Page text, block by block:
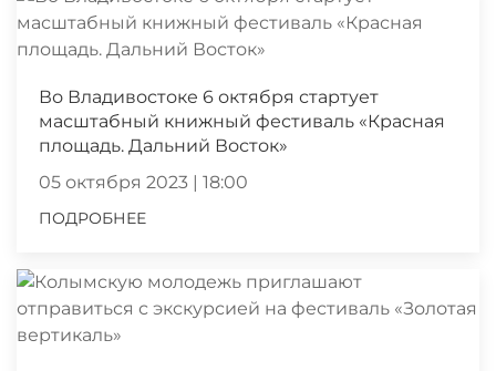
Во Владивостоке 6 октября стартует
масштабный книжный фестиваль «Красная
площадь. Дальний Восток»
05 октября 2023 | 18:00
ПОДРОБНЕЕ